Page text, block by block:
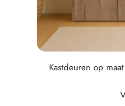
Kastdeuren op